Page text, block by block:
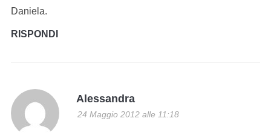
Daniela.
RISPONDI
Alessandra
24 Maggio 2012 alle 11:18